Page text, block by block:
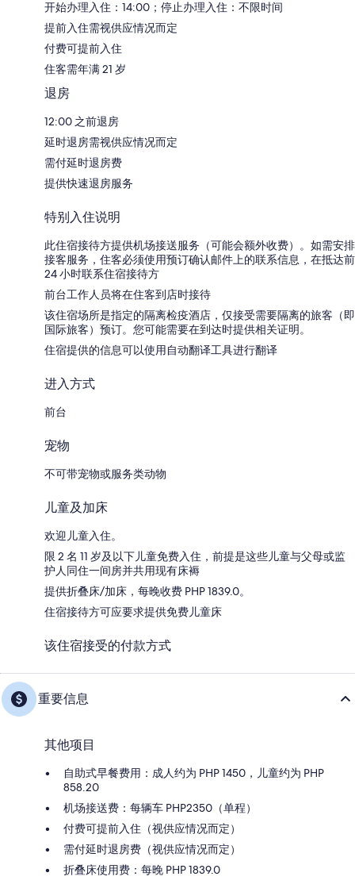
开始办理入住：14:00；停止办理入住：不限时间
提前入住需视供应情况而定
付费可提前入住
住客需年满 21 岁
退房
12:00 之前退房
延时退房需视供应情况而定
需付延时退房费
提供快速退房服务
特别入住说明
此住宿接待方提供机场接送服务（可能会额外收费）。如需安排
接客服务，住客必须使用预订确认邮件上的联系信息，在抵达前
24 小时联系住宿接待方
前台工作人员将在住客到店时接待
该住宿场所是指定的隔离检疫酒店，仅接受需要隔离的旅客（即
国际旅客）预订。您可能需要在到达时提供相关证明。
住宿提供的信息可以使用自动翻译工具进行翻译
进入方式
前台
宠物
不可带宠物或服务类动物
儿童及加床
欢迎儿童入住。
限 2 名 11 岁及以下儿童免费入住，前提是这些儿童与父母或监
护人同住一间房并共用现有床褥
提供折叠床/加床，每晚收费 PHP 1839.0。
住宿接待方可应要求提供免费儿童床
该住宿接受的付款方式
重要信息
其他项目
自助式早餐费用：成人约为 PHP 1450，儿童约为 PHP
858.20
机场接送费：每辆车 PHP2350（单程）
付费可提前入住（视供应情况而定）
需付延时退房费（视供应情况而定）
折叠床使用费：每晚 PHP 1839.0